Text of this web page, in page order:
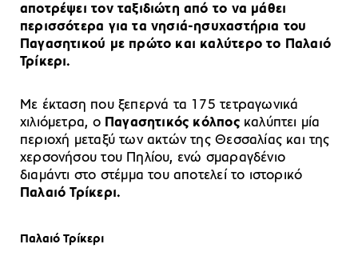
αποτρέψει τον ταξιδιώτη από το να μάθει
περισσότερα για τα νησιά-ησυχαστήρια του
Παγασητικού με πρώτο και καλύτερο το Παλαιό
Τρίκερι.
Με έκταση που ξεπερνά τα 175 τετραγωνικά
χιλιόμετρα, ο Παγασητικός κόλποςκαλύπτει μία
περιοχή μεταξύ των ακτών της Θεσσαλίας και της
χερσονήσου του Πηλίου, ενώ σμαραγδένιο
διαμάντι στο στέμμα του αποτελεί το ιστορικό
Παλαιό Τρίκερι.
Παλαιό Τρίκερι